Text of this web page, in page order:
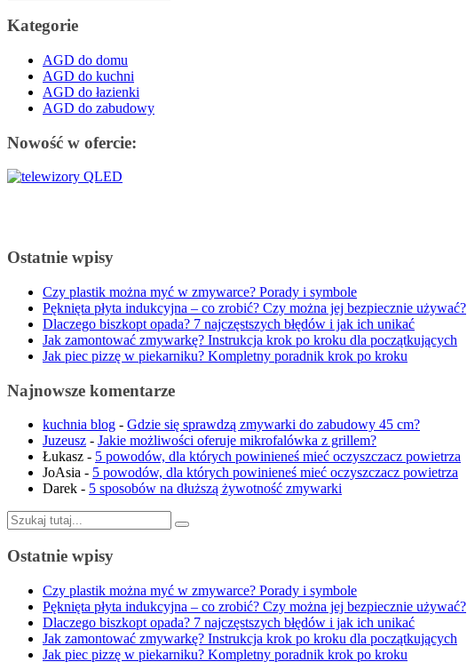
Kategorie
AGD do domu
AGD do kuchni
AGD do łazienki
AGD do zabudowy
Nowość w ofercie:
Ostatnie wpisy
Czy plastik można myć w zmywarce? Porady i symbole
Pęknięta płyta indukcyjna – co zrobić? Czy można jej bezpiecznie używać?
Dlaczego biszkopt opada? 7 najczęstszych błędów i jak ich unikać
Jak zamontować zmywarkę? Instrukcja krok po kroku dla początkujących
Jak piec pizzę w piekarniku? Kompletny poradnik krok po kroku
Najnowsze komentarze
kuchnia blog - Gdzie się sprawdzą zmywarki do zabudowy 45 cm?
Juzeusz - Jakie możliwości oferuje mikrofalówka z grillem?
Łukasz - 5 powodów, dla których powinieneś mieć oczyszczacz powietrza
JoAsia - 5 powodów, dla których powinieneś mieć oczyszczacz powietrza
Darek - 5 sposobów na dłuższą żywotność zmywarki
Szukaj:
Ostatnie wpisy
Czy plastik można myć w zmywarce? Porady i symbole
Pęknięta płyta indukcyjna – co zrobić? Czy można jej bezpiecznie używać?
Dlaczego biszkopt opada? 7 najczęstszych błędów i jak ich unikać
Jak zamontować zmywarkę? Instrukcja krok po kroku dla początkujących
Jak piec pizzę w piekarniku? Kompletny poradnik krok po kroku